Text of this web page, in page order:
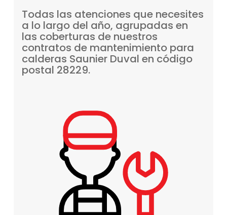
Todas las atenciones que necesites
a lo largo del año, agrupadas en
las coberturas de nuestros
contratos de mantenimiento para
calderas Saunier Duval en código
postal 28229.